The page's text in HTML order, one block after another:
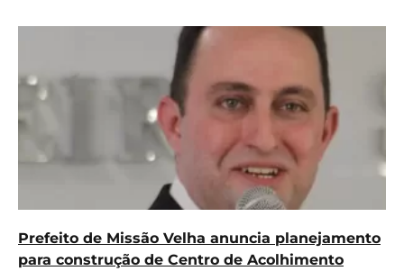
Prefeito de Missão Velha anuncia planejamento
para construção de Centro de Acolhimento